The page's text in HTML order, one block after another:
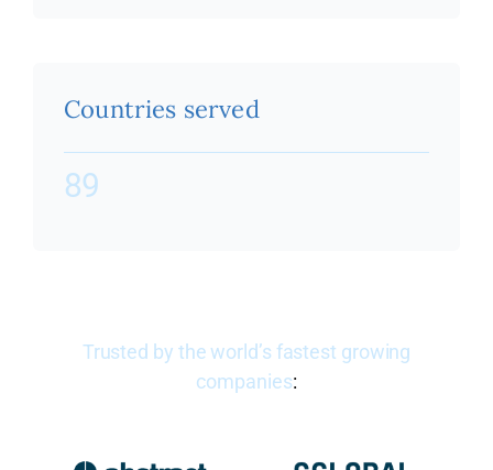
Countries served
89
Trusted by the world’s fastest growing
companies: